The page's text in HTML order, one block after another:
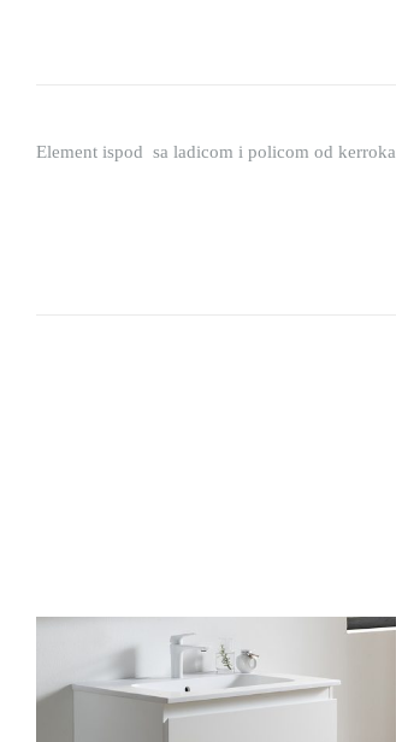
Element ispod sa ladicom i policom od kerroka